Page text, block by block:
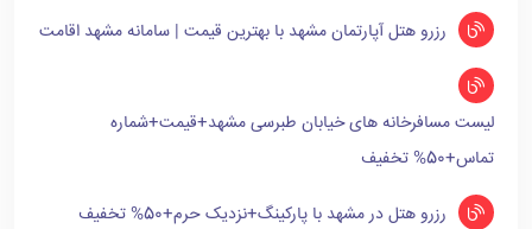
رزرو هتل آپارتمان مشهد با بهترین قیمت | سامانه مشهد اقامت
لیست مسافرخانه های خیابان طبرسی مشهد+قیمت+شماره
تماس+50% تخفیف
رزرو هتل در مشهد با پارکینگ+نزدیک حرم+50% تخفیف